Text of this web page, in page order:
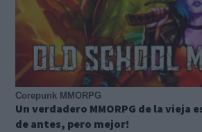
Corepunk MMORPG
Un verdadero MMORPG de la vieja
de antes, pero mejor!